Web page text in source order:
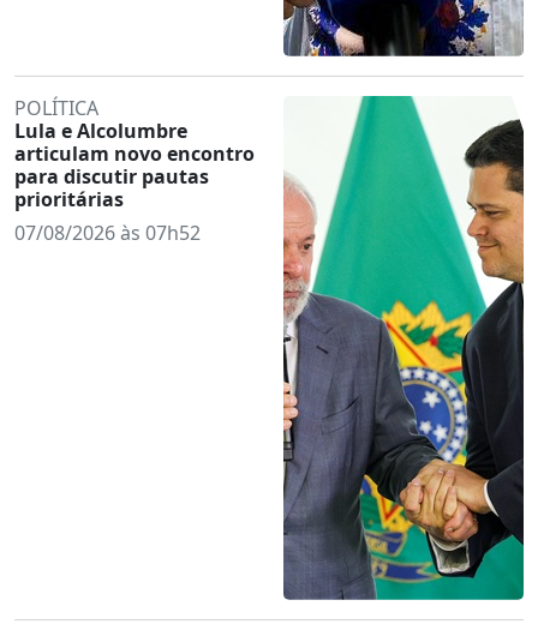
POLÍTICA
Lula e Alcolumbre
articulam novo encontro
para discutir pautas
prioritárias
07/08/2026 às 07h52